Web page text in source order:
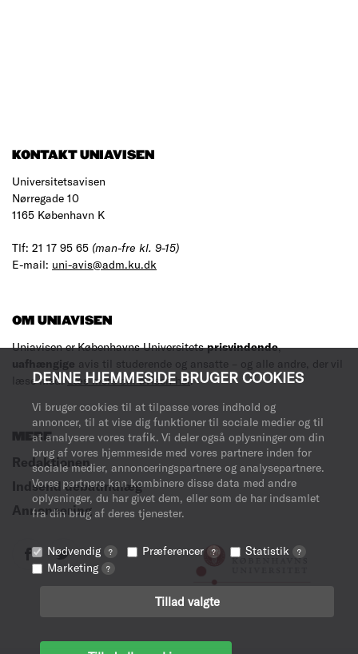
DENNE HJEMMESIDE BRUGER COOKIES
Vi bruger cookies til at tilpasse vores indhold og
annoncer, til at vise dig funktioner til sociale medier og til
at analysere vores trafik. Vi deler også oplysninger om din
brug af vores hjemmeside med vores partnere inden for
sociale medier, annonceringspartnere og analysepartnere.
Vores partnere kan kombinere disse data med andre
oplysninger, du har givet dem, eller som de har indsamlet
fra din brug af deres tjenester.
Nødvendig ? Præferencer ? Statistik ?
Marketing ?
Tillad valgte
KONTAKT UNIAVISEN
Universitetsavisen
Nørregade 10
1165 København K
Tlf: 21 17 95 65 (man-fre kl. 9-15)
E-mail: uni-avis@adm.ku.dk
OM UNIAVISEN
Uniavisen er Københavns Universitetsprisvindende,
uafhængige avis til studerende og ansatte – og alle andre, der vil
læse med.Læs mere om avisen her.
MERE
Redaktionen
Indsend debatindlæg
Annoncering